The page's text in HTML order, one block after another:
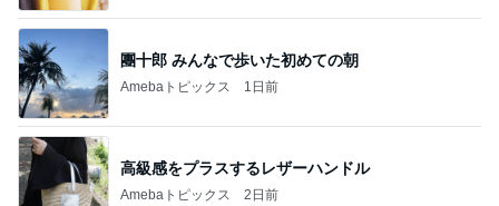
團十郎 みんなで歩いた初めての朝
Amebaトピックス 1日前
高級感をプラスするレザーハンドル
Amebaトピックス 2日前